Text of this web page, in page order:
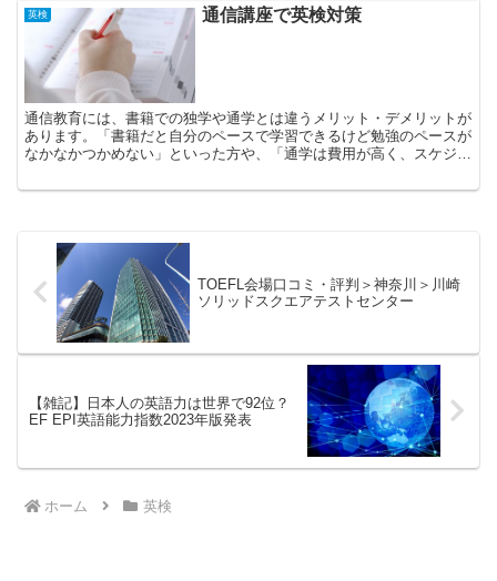
分）から構成され、二次試験では面接試験（約5分）が実施されま
英検 通信講座で英検対策
通信教育には、書籍での独学や通学とは違うメリット・デメリットが
あります。「書籍だと自分のペースで学習できるけど勉強のペースが
なかなかつかめない」といった方や、「通学は費用が高く、スケジュ
提供する通信講座を活用してみてはいかがでしょうか？
TOEFL会場口コミ・評判＞神奈川＞川崎
ソリッドスクエアテストセンター
【雑記】日本人の英語力は世界で92位？
EF EPI英語能力指数2023年版発表
ホーム 英検